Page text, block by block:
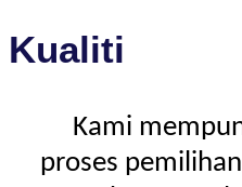
Kualiti
Kami
proses